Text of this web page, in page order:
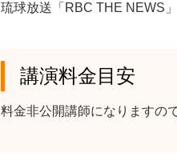
琉球放送「RBC THE NEWS」
講演料金目安
料金非公開講師になりますの